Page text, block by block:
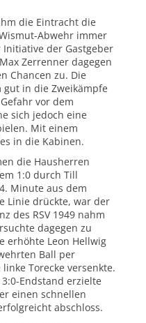
die Eintracht die
Abwehr immer
der Gastgeber
Zerrenner dagegen
Chancen zu. Die
in die Zweikämpfe
vor dem
sich jedoch eine
Mit einem
in die Kabinen.
die Hausherren
1:0 durch Till
Minute aus dem
Linie drückte, war der
des RSV 1949 nahm
dagegen zu
erhöhte Leon Hellwig
Ball per
Torecke versenkte.
Endstand erzielte
einen schnellen
abschloss.